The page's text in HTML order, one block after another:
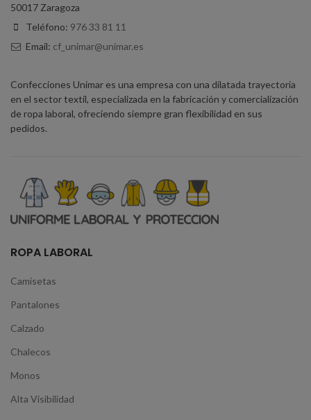
50017 Zaragoza
Teléfono: 976 33 81 11
Email: cf_unimar@unimar.es
Confecciones Unimar es una empresa con una dilatada trayectoria
en el sector textil, especializada en la fabricación y comercialización
de ropa laboral, ofreciendo siempre gran flexibilidad en sus
pedidos.
ROPA LABORAL
Camisetas
Pantalones
Calzado
Chalecos
Monos
Alta Visibilidad